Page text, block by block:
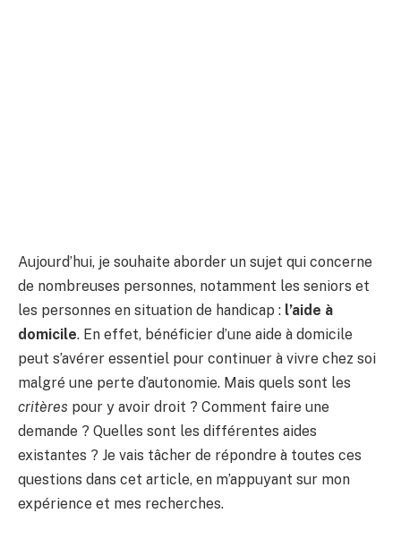
Aujourd’hui, je souhaite aborder un sujet qui concerne
de nombreuses personnes, notamment les seniors et
les personnes en situation de handicap : l’aide à
domicile. En effet, bénéficier d’une aide à domicile
peut s’avérer essentiel pour continuer à vivre chez soi
malgré une perte d’autonomie. Mais quels sont les
critères pour y avoir droit ? Comment faire une
demande ? Quelles sont les différentes aides
existantes ? Je vais tâcher de répondre à toutes ces
questions dans cet article, en m’appuyant sur mon
expérience et mes recherches.